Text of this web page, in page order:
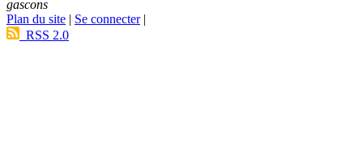
gascons
Plan du site | Se connecter|
RSS 2.0